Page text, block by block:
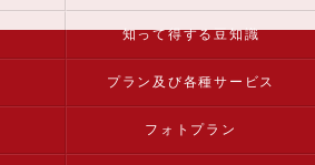
知って得する豆知識
プラン及び各種サービス
フォトプラン